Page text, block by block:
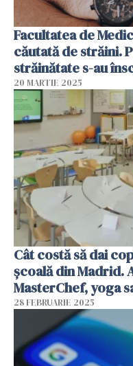
Facultatea de
căutată de străini.
străinătate s-au
20 MARTIE 2025
Cât costă să dai
școală din Madrid.
MasterChef, yoga
28 FEBRUARIE 2025